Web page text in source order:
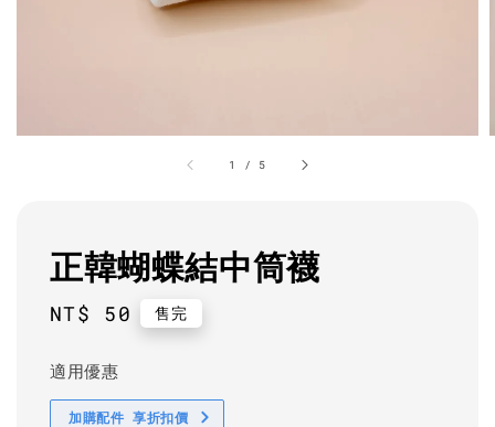
1 / 5
正韓蝴蝶結中筒襪
Regular
NT$ 50 售完
適用優惠
加購配件 享折扣價